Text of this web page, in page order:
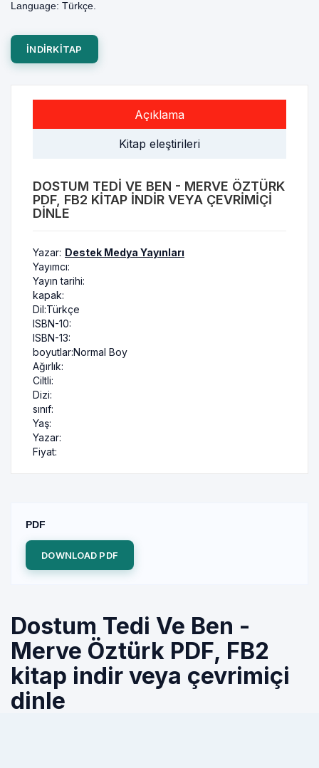
Language: Türkçe.
INDIRKITAP
Açıklama
Kitap eleştirileri
DOSTUM TEDI VE BEN - MERVE ÖZTÜRK
PDF, FB2 KITAP INDIR VEYA ÇEVRIMIÇI
DINLE
Yazar: Destek Medya Yayınları
Yayımcı:
Yayın tarihi:
kapak:
Dil:Türkçe
ISBN-10:
ISBN-13:
boyutlar:Normal Boy
Ağırlık:
Ciltli:
Dizi:
sınıf:
Yaş:
Yazar:
Fiyat:
PDF
DOWNLOAD PDF
Dostum Tedi Ve Ben -
Merve Öztürk PDF, FB2
kitap indir veya çevrimiçi
dinle